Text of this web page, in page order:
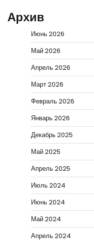
Архив
Июнь 2026
Май 2026
Апрель 2026
Март 2026
Февраль 2026
Январь 2026
Декабрь 2025
Май 2025
Апрель 2025
Июль 2024
Июнь 2024
Май 2024
Апрель 2024